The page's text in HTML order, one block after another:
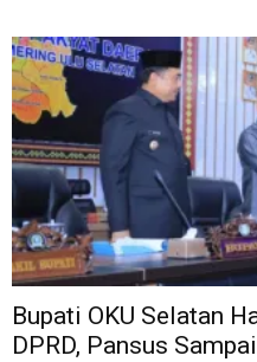
Bupati OKU Selatan
DPRD, Pansus